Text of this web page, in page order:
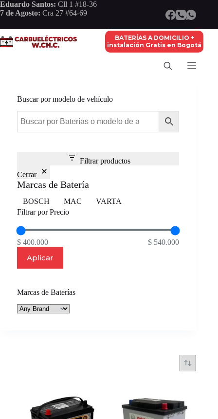
Saltar
al
Eduardo Santos: Cll 1 #18-36
7 de Agosto: Cra 27 #64-69
BATERÍAS A DOMICILIO +
instalación Gratis en Bogotá
Buscar por modelo de vehículo
Filtrar productos
Cerrar
Marcas de Batería
Marca
BOSCH MAC
VARTA
Filtrar por Precio
$ 400.000 $ 540.000
Aplicar
Marcas de Baterías